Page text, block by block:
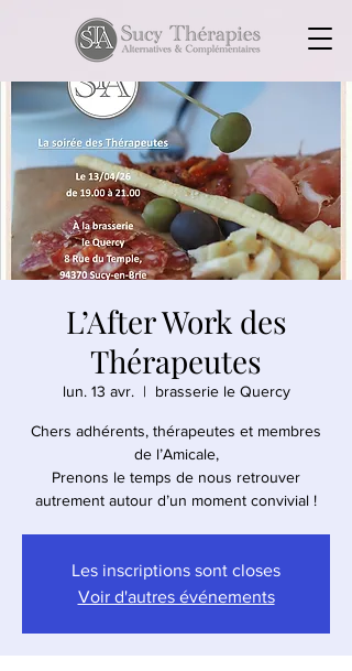
L’After Work des
Thérapeutes
lun. 13 avr.
  |
brasserie le Quercy
Chers adhérents, thérapeutes et membres
de l’Amicale,
Prenons le temps de nous retrouver
autrement autour d’un moment convivial !
Les inscriptions sont closes
Voir d'autres événements